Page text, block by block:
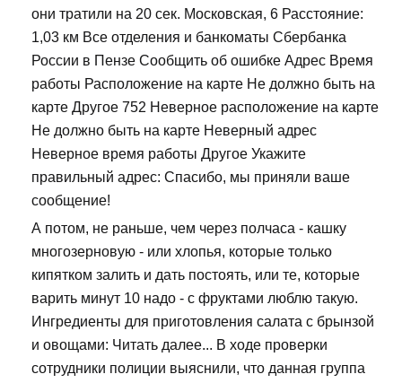
они тратили на 20 сек. Московская, 6 Расстояние:
1,03 км Все отделения и банкоматы Сбербанка
России в Пензе Сообщить об ошибке Адрес Время
работы Расположение на карте Не должно быть на
карте Другое 752 Неверное расположение на карте
Не должно быть на карте Неверный адрес
Неверное время работы Другое Укажите
правильный адрес: Спасибо, мы приняли ваше
сообщение!
А потом, не раньше, чем через полчаса - кашку
многозерновую - или хлопья, которые только
кипятком залить и дать постоять, или те, которые
варить минут 10 надо - с фруктами люблю такую.
Ингредиенты для приготовления салата с брынзой
и овощами: Читать далее... В ходе проверки
сотрудники полиции выяснили, что данная группа